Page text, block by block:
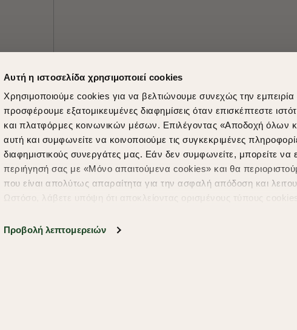
Αυτή η ιστοσελίδα χρησιμοποιεί cookies
Χρησιμοποιούμε cookies για να βελτιώνουμε συνεχώς την
προσφέρουμε εξατομικευμένες διαφημίσεις όταν επισκέπτεστε
και πλατφόρμες κοινωνικών μέσων. Επιλέγοντας «Αποδοχή όλων
αυτή και συμφωνείτε να κοινοποιούμε τις συγκεκριμένες
διαφημιστικούς συνεργάτες μας. Εάν δεν συμφωνείτε, μπορείτε να
περιήγησή σας με «Μόνο απαιτούμενα cookies» και θα
που είναι απολύτως απαραίτητα για την ασφαλή απόδοση και
Ωστόσο, λάβετε υπόψη ότι αποκλείοντας ορισμένους τύπους
υπηρεσίες και διαφημίσεις. Για να προσαρμόσετε τις επιλογές
Προβολή λεπτομερειών
Shopping in secure with